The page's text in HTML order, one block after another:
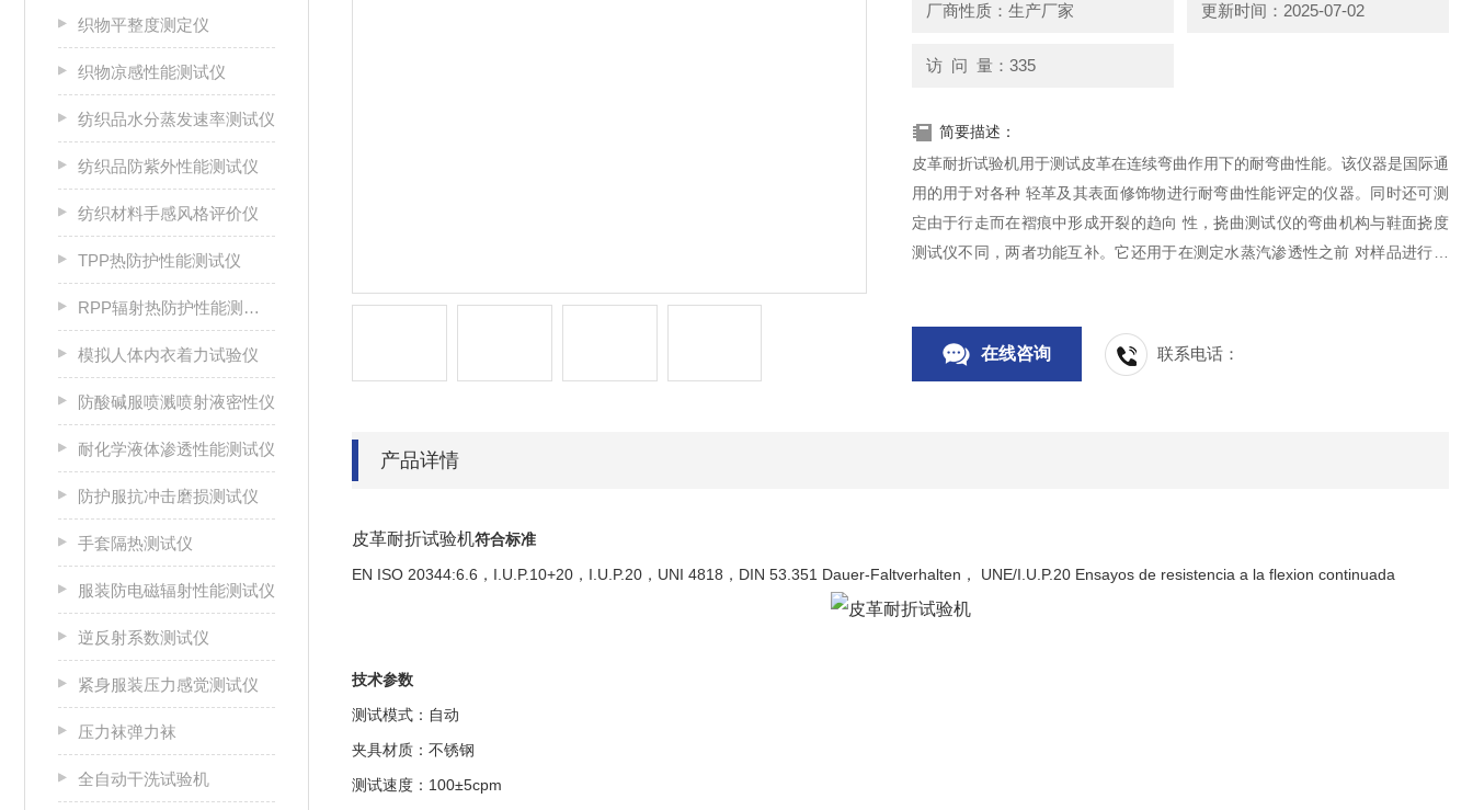
织物平整度测定仪
织物凉感性能测试仪
纺织品水分蒸发速率测试仪
纺织品防紫外性能测试仪
纺织材料手感风格评价仪
TPP热防护性能测试仪
RPP辐射热防护性能测试仪
模拟人体内衣着力试验仪
防酸碱服喷溅喷射液密性仪
耐化学液体渗透性能测试仪
防护服抗冲击磨损测试仪
手套隔热测试仪
服装防电磁辐射性能测试仪
逆反射系数测试仪
紧身服装压力感觉测试仪
压力袜弹力袜
全自动干洗试验机
厂商性质：生产厂家 更新时间：2025-07-02
访 问 量：335
简要描述：
皮革耐折试验机用于测试皮革在连续弯曲作用下的耐弯曲性能。该仪器是国际通
用的用于对各种 轻革及其表面修饰物进行耐弯曲性能评定的仪器。同时还可测
定由于行走而在褶痕中形成开裂的趋向 性，挠曲测试仪的弯曲机构与鞋面挠度
测试仪不同，两者功能互补。它还用于在测定水蒸汽渗透性之前 对样品进行预
在线咨询 联系电话：
产品详情
皮革耐折试验机符合标准
EN ISO 20344:6.6，I.U.P.10+20，I.U.P.20，UNI 4818，DIN 53.351 Dauer-Faltverhalten， UNE/I.U.P.20 Ensayos de resistencia a la flexion continuada
技术参数
测试模式：自动
夹具材质：不锈钢
测试速度：100±5cpm